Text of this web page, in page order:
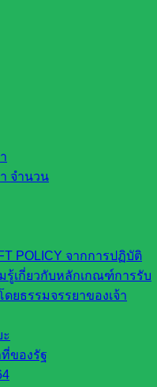
จำนวน
POLICY จากการปฏิบัติ
รู้เกี่ยวกับหลักเกณฑ์การรับ
ยธรรมจรรยาของเจ้า
ของรัฐ